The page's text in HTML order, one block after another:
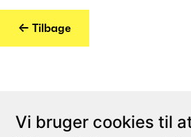
← Tilbage
Vi bruger cookies til